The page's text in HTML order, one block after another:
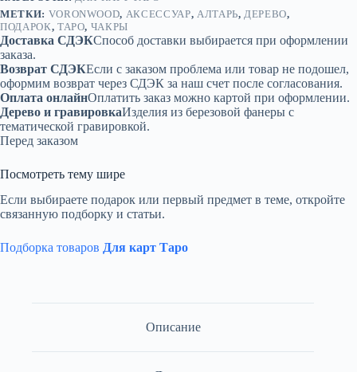
МЕТКИ: VORONWOOD, АКСЕССУАР, АЛТАРЬ, ДЕРЕВО,
ПОДАРОК, ТАРО, ЧАКРЫ
Доставка СДЭКСпособ доставки выбирается при оформлении
заказа.
Возврат СДЭКЕсли с заказом проблема или товар не подошел,
оформим возврат через СДЭК за наш счет после согласования.
Оплата онлайнОплатить заказ можно картой при оформлении.
Дерево и гравировкаИзделия из березовой фанеры с
тематической гравировкой.
Перед заказом
Посмотреть тему шире
Если выбираете подарок или первый предмет в теме, откройте
связанную подборку и статьи.
Подборка товаров Для карт Таро
Описание